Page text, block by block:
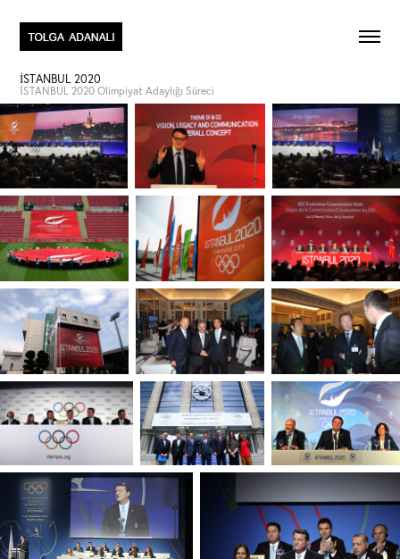
İSTANBUL 2020
İSTANBUL 2020 Olimpiyat Adaylığı Süreci